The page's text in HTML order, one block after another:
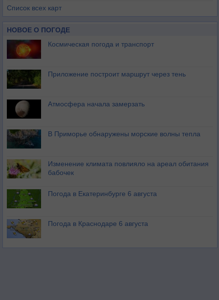
Список всех карт
НОВОЕ О ПОГОДЕ
Космическая погода и транспорт
Приложение построит маршрут через тень
Атмосфера начала замерзать
В Приморье обнаружены морские волны тепла
Изменение климата повлияло на ареал обитания
бабочек
Погода в Екатеринбурге 6 августа
Погода в Краснодаре 6 августа